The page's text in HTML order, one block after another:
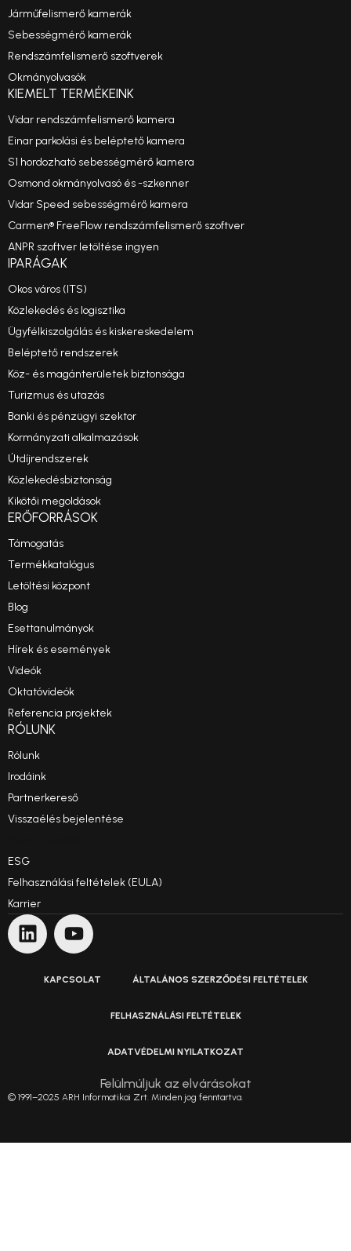
Járműfelismerő kamerák
Sebességmérő kamerák
Rendszámfelismerő szoftverek
Okmányolvasók
KIEMELT TERMÉKEINK
Vidar rendszámfelismerő kamera
Einar parkolási és beléptető kamera
S1 hordozható sebességmérő kamera
Osmond okmányolvasó és -szkenner
Vidar Speed sebességmérő kamera
Carmen® FreeFlow rendszámfelismerő szoftver
ANPR szoftver letöltése ingyen
IPARÁGAK
Okos város (ITS)
Közlekedés és logisztika
Ügyfélkiszolgálás és kiskereskedelem
Beléptető rendszerek
Köz- és magánterületek biztonsága
Turizmus és utazás
Banki és pénzügyi szektor
Kormányzati alkalmazások
Útdíjrendszerek
Közlekedésbiztonság
Kikötői megoldások
ERŐFORRÁSOK
Támogatás
Termékkatalógus
Letöltési központ
Blog
Esettanulmányok
Hírek és események
Videók
Oktatóvideók
Referencia projektek
RÓLUNK
Rólunk
Irodáink
Partnerkereső
Visszaélés bejelentése
ESG
Felhasználási feltételek (EULA)
Karrier
KAPCSOLAT ÁLTALÁNOS SZERZŐDÉSI FELTÉTELEK
FELHASZNÁLÁSI FELTÉTELEK
ADATVÉDELMI NYILATKOZAT
Felülmúljuk az elvárásokat
© 1991–2025 ARH Informatikai Zrt. Minden jog fenntartva.